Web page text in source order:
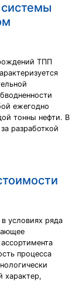
ТПП
ежегодно
тонны нефти. В
разработкой
условиях ряда
процесса
характер,